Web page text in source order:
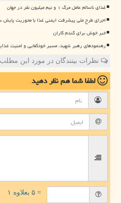
غذای ناسالم عامل مرگ ۱ و نیم میلیون نفر در جهان
اجرای طرح ملی پیشرفت ایمنی غذا با محوریت
خبر خوش برای گندم کاران
رهنمودهای رهبر شهید، مسیر خودکفایی و امنیت
نظرات بینندگان در مورد این مطلب
لطفا شما همنظر دهید
= ۵ بعلاوه ۱